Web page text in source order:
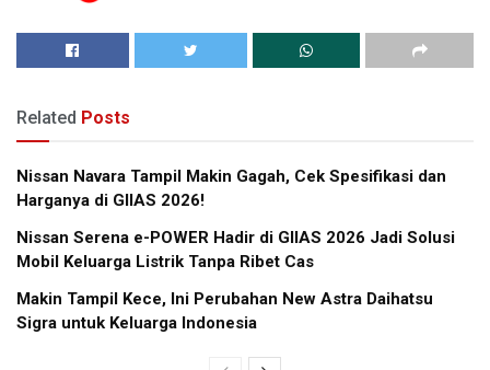
Related Posts
Nissan Navara Tampil Makin Gagah, Cek Spesifikasi dan
Harganya di GIIAS 2026!
Nissan Serena e-POWER Hadir di GIIAS 2026 Jadi Solusi
Mobil Keluarga Listrik Tanpa Ribet Cas
Makin Tampil Kece, Ini Perubahan New Astra Daihatsu
Sigra untuk Keluarga Indonesia